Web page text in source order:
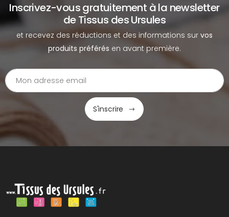
Inscrivez-vous gratuitement à la newsletter
de Tissus des Ursules
et recevez des réductions et des informations sur vos
produits préférés en avant première.
S'inscrire